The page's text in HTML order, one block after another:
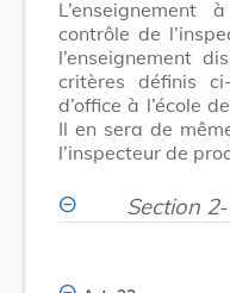
contrôle de
l’enseignement
critères définis
d’office à l’école
Il en sera de
l’inspecteur de
Section 2-